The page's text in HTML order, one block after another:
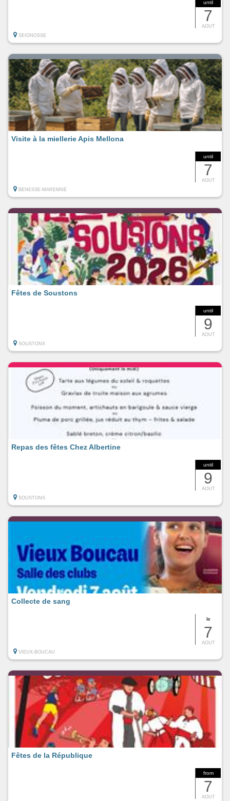
until
7
AOUT
SEIGNOSSE
until
7
AOUT
Visite à la miellerie Apis Mellona
BENESSE-MAREMNE
until
9
AOUT
Fêtes de Soustons
SOUSTONS
until
9
AOUT
Repas des fêtes Chez Albertine
SOUSTONS
le
7
AOUT
Collecte de sang
VIEUX-BOUCAU
from
7
AOUT
Fêtes de la République